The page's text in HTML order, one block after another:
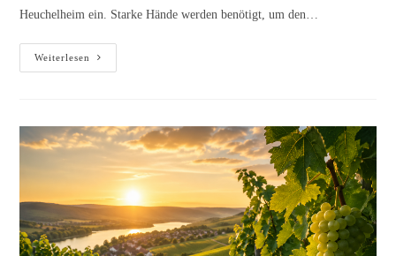
Heuchelheim ein. Starke Hände werden benötigt, um den…
Weiterlesen
der